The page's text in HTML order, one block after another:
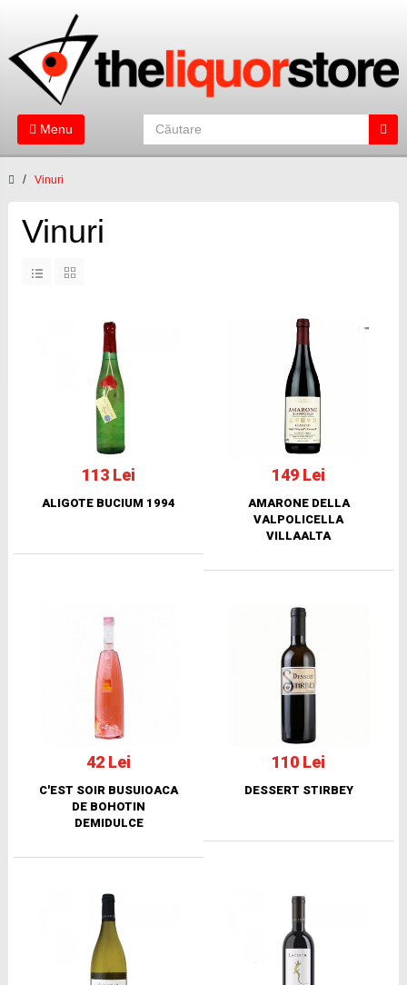
Menu
Vinuri
Vinuri
113 Lei
ALIGOTE BUCIUM 1994
149 Lei
AMARONE DELLA
VALPOLICELLA
VILLAALTA
42 Lei
C'EST SOIR BUSUIOACA
DE BOHOTIN
DEMIDULCE
110 Lei
DESSERT STIRBEY